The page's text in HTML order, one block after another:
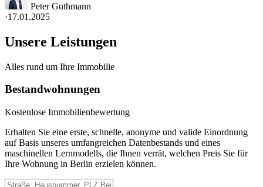
Peter Guthmann
·17.01.2025
Unsere Leistungen
Alles rund um Ihre Immobilie
Bestandwohnungen
Kostenlose Immobilienbewertung
Erhalten Sie eine erste, schnelle, anonyme und valide Einordnung
auf Basis unseres umfangreichen Datenbestands und eines
maschinellen Lernmodells, die Ihnen verrät, welchen Preis Sie für
Ihre Wohnung in Berlin erzielen können.